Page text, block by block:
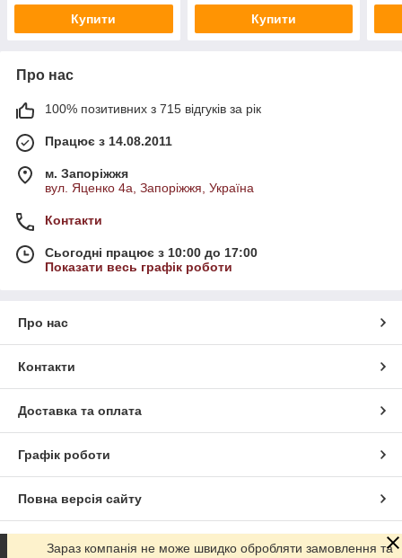
Купити Купити
Про нас
100% позитивних з 715 відгуків за рік
Працює з 14.08.2011
м. Запоріжжя
вул. Яценко 4а, Запоріжжя, Україна
Контакти
Сьогодні працює з 10:00 до 17:00
Показати весь графік роботи
Про нас
Контакти
Доставка та оплата
Графік роботи
Повна версія сайту
Сайт створено на маркетплейсі Prom.ua
Зараз компанія не може швидко обробляти замовлення та